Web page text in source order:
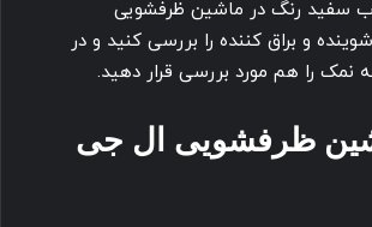
و براق کننده را بررسی کنید و در
نمک را هم مورد بررسی قرار دهید.
ظرفشویی ال جی